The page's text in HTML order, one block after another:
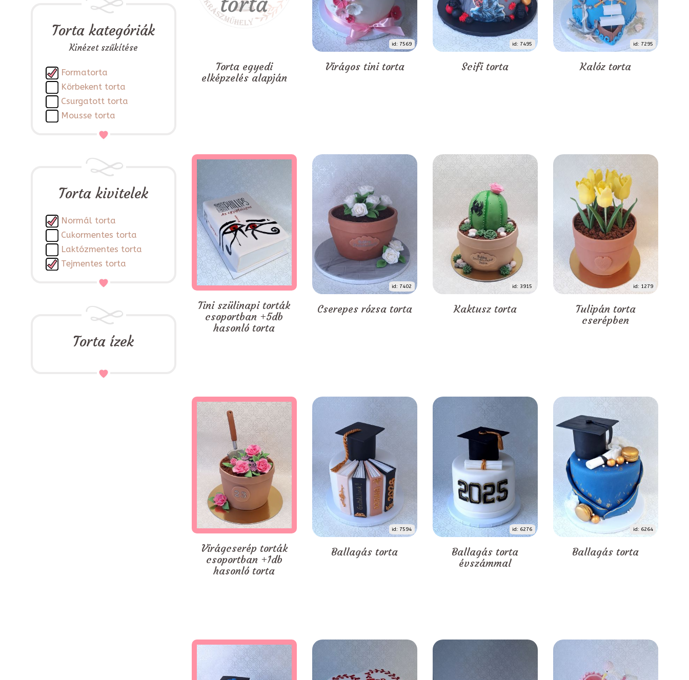
Torta kategóriák
Kinézet szűkítése
Formatorta
Körbekent torta
Csurgatott torta
Mousse torta
Torta kivitelek
Normál torta
Cukormentes torta
Laktózmentes torta
Tejmentes torta
Torta ízek
Torta egyedi
elképzelés alapján
id: 7569
Virágos tini torta
id: 7495
Scifi torta
id: 7295
Kalóz torta
Tini szülinapi torták
csoportban +5db
hasonló torta
id: 7402
Cserepes rózsa torta
id: 3915
Kaktusz torta
id: 1279
Tulipán torta
cserépben
Virágcserép torták
csoportban +1db
hasonló torta
id: 7594
Ballagás torta
id: 6276
Ballagás torta
évszámmal
id: 6264
Ballagás torta